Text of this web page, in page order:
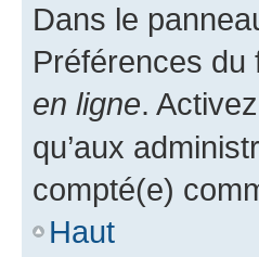
Dans le
Préférences du
en ligne.
qu’aux
compté(e)
Haut